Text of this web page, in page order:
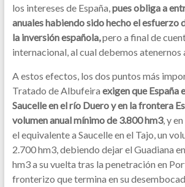
los intereses de España, pues obliga a
anuales habiendo sido hecho el esfuerzo
la inversión española,pero a final de
internacional, al cual debemos atenernos
A estos efectos, los dos puntos más
Tratado de Albufeira exigen que España
Saucelle en el río Duero y en la frontera
volumen anual mínimo de 3.800 hm3, y
el equivalente a Saucelle en el Tajo, un
2.700 hm3, debiendo dejar el Guadiana
hm3 a su vuelta tras la penetración en
fronterizo que termina en su